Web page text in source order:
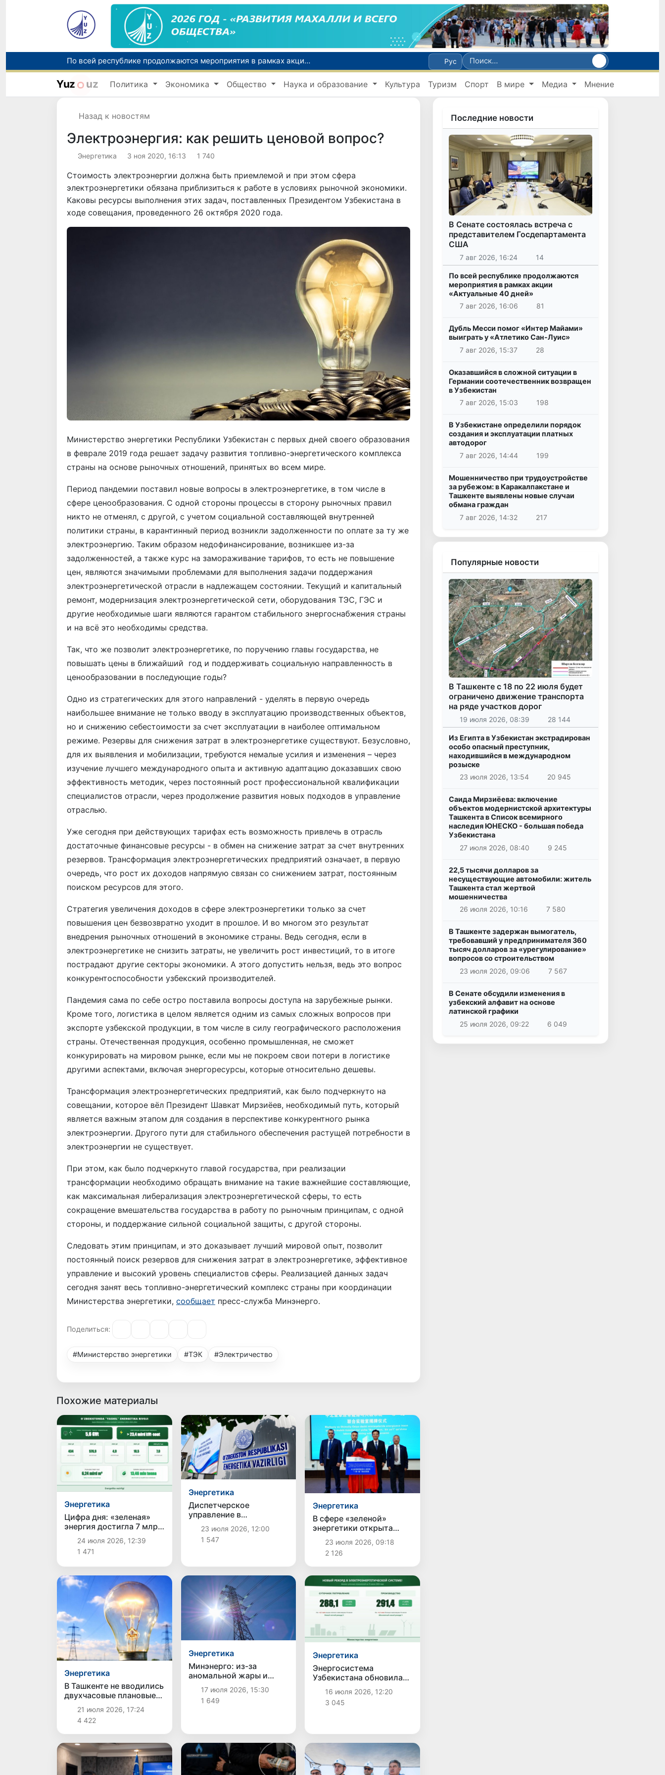
По всей республике продолжаются мероприятия в рамках акции «Актуальные 40 дней»
Оказавшийся в сложной ситуации в Германии соотечественник возвращен в Узбекистан
В Узбекистане определили порядок создания и эксплуатации платных автодорог
Рус
Yuz uz Политика Экономика Общество Наука и образование Культура Туризм Спорт В мире Медиа Мнение
Назад к новостям
Электроэнергия: как решить ценовой вопрос?
Энергетика 3 ноя 2020, 16:13 1 740
Стоимость электроэнергии должна быть приемлемой и при этом сфера
электроэнергетики обязана приблизиться к работе в условиях рыночной экономики.
Каковы ресурсы выполнения этих задач, поставленных Президентом Узбекистана в
ходе совещания, проведенного 26 октября 2020 года.
Министерство энергетики Республики Узбекистан с первых дней своего образования
в феврале 2019 года решает задачу развития топливно-энергетического комплекса
страны на основе рыночных отношений, принятых во всем мире.
Период пандемии поставил новые вопросы в электроэнергетике, в том числе в
сфере ценообразования. С одной стороны процессы в сторону рыночных правил
никто не отменял, с другой, с учетом социальной составляющей внутренней
политики страны, в карантинный период возникли задолженности по оплате за ту же
электроэнергию. Таким образом недофинансирование, возникшее из-за
задолженностей, а также курс на замораживание тарифов, то есть не повышение
цен, являются значимыми проблемами для выполнения задачи поддержания
электроэнергетической отрасли в надлежащем состоянии. Текущий и капитальный
ремонт, модернизация электроэнергетической сети, оборудования ТЭС, ГЭС и
другие необходимые шаги являются гарантом стабильного энергоснабжения страны
и на всё это необходимы средства.
Так, что же позволит электроэнергетике, по поручению главы государства, не
повышать цены в ближайший год и поддерживать социальную направленность в
ценообразовании в последующие годы?
Одно из стратегических для этого направлений - уделять в первую очередь
наибольшее внимание не только вводу в эксплуатацию производственных объектов,
но и снижению себестоимости за счет эксплуатации в наиболее оптимальном
режиме. Резервы для снижения затрат в электроэнергетике существуют. Безусловно,
для их выявления и мобилизации, требуются немалые усилия и изменения – через
изучение лучшего международного опыта и активную адаптацию доказавших свою
эффективность методик, через постоянный рост профессиональной квалификации
специалистов отрасли, через продолжение развития новых подходов в управление
отраслью.
Уже сегодня при действующих тарифах есть возможность привлечь в отрасль
достаточные финансовые ресурсы - в обмен на снижение затрат за счет внутренних
резервов. Трансформация электроэнергетических предприятий означает, в первую
очередь, что рост их доходов напрямую связан со снижением затрат, постоянным
поиском ресурсов для этого.
Стратегия увеличения доходов в сфере электроэнергетики только за счет
повышения цен безвозвратно уходит в прошлое. И во многом это результат
внедрения рыночных отношений в экономике страны. Ведь сегодня, если в
электроэнергетике не снизить затраты, не увеличить рост инвестиций, то в итоге
пострадают другие секторы экономики. А этого допустить нельзя, ведь это вопрос
конкурентоспособности узбекский производителей.
Пандемия сама по себе остро поставила вопросы доступа на зарубежные рынки.
Кроме того, логистика в целом является одним из самых сложных вопросов при
экспорте узбекской продукции, в том числе в силу географического расположения
страны. Отечественная продукция, особенно промышленная, не сможет
конкурировать на мировом рынке, если мы не покроем свои потери в логистике
другими аспектами, включая энергоресурсы, которые относительно дешевы.
Трансформация электроэнергетических предприятий, как было подчеркнуто на
совещании, которое вёл Президент Шавкат Мирзиёев, необходимый путь, который
является важным этапом для создания в перспективе конкурентного рынка
электроэнергии. Другого пути для стабильного обеспечения растущей потребности в
электроэнергии не существует.
При этом, как было подчеркнуто главой государства, при реализации
трансформации необходимо обращать внимание на такие важнейшие составляющие,
как максимальная либерализация электроэнергетической сферы, то есть
сокращение вмешательства государства в работу по рыночным принципам, с одной
стороны, и поддержание сильной социальной защиты, с другой стороны.
Следовать этим принципам, и это доказывает лучший мировой опыт, позволит
постоянный поиск резервов для снижения затрат в электроэнергетике, эффективное
управление и высокий уровень специалистов сферы. Реализацией данных задач
сегодня занят весь топливно-энергетический комплекс страны при координации
Министерства энергетики, сообщает пресс-служба Минэнерго.
Поделиться:
#Министерство энергетики #ТЭК #Электричество
Похожие материалы
Энергетика
Цифра дня: «зеленая»
энергия достигла 7 млрд
кВт⋅ч - это на 23%
больше, чем за
аналогичный период
24 июля 2026, 12:39
1 471
Энергетика
Диспетчерское
управление в
электроэнергетической
системе будет
усовершенствовано
23 июля 2026, 12:00
1 547
Энергетика
В сфере «зеленой»
энергетики открыта
совместная узбекско-
китайская научно-
исследовательская
лаборатория
23 июля 2026, 09:18
2 126
Энергетика
В Ташкенте не вводились
двухчасовые плановые
отключения
электроэнергии
21 июля 2026, 17:24
4 422
Энергетика
Минэнерго: из-за
аномальной жары и
рекордной нагрузки на
энергосистему в
Узбекистане вводятся
17 июля 2026, 15:30
1 649
Энергетика
Энергосистема
Узбекистана обновила
рекорды: потребление и
выработка
электроэнергии
16 июля 2026, 12:20
3 045
Последние новости
В Сенате состоялась встреча с
представителем Госдепартамента
США
7 авг 2026, 16:24 14
По всей республике продолжаются
мероприятия в рамках акции
«Актуальные 40 дней»
7 авг 2026, 16:06
81
Дубль Месси помог «Интер Майами»
выиграть у «Атлетико Сан-Луис»
7 авг 2026, 15:37
28
Оказавшийся в сложной ситуации в
Германии соотечественник возвращен
в Узбекистан
7 авг 2026, 15:03
198
В Узбекистане определили порядок
создания и эксплуатации платных
автодорог
7 авг 2026, 14:44
199
Мошенничество при трудоустройстве
за рубежом: в Каракалпакстане и
Ташкенте выявлены новые случаи
обмана граждан
7 авг 2026, 14:32
217
Популярные новости
В Ташкенте с 18 по 22 июля будет
ограничено движение транспорта
на ряде участков дорог
19 июля 2026, 08:39 28 144
Из Египта в Узбекистан экстрадирован
особо опасный преступник,
находившийся в международном
розыске
23 июля 2026, 13:54
20 945
Саида Мирзиёева: включение
объектов модернистской архитектуры
Ташкента в Список всемирного
наследия ЮНЕСКО - большая победа
Узбекистана
27 июля 2026, 08:40
9 245
22,5 тысячи долларов за
несуществующие автомобили: житель
Ташкента стал жертвой
мошенничества
26 июля 2026, 10:16
7 580
В Ташкенте задержан вымогатель,
требовавший у предпринимателя 360
тысяч долларов за «урегулирование»
вопросов со строительством
23 июля 2026, 09:06
7 567
В Сенате обсудили изменения в
узбекский алфавит на основе
латинской графики
25 июля 2026, 09:22
6 049